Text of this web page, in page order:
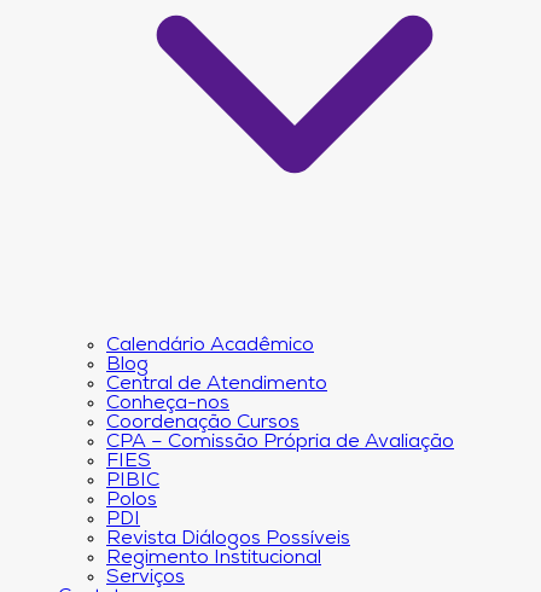
Calendário Acadêmico
Blog
Central de Atendimento
Conheça-nos
Coordenação Cursos
CPA – Comissão Própria de Avaliação
FIES
PIBIC
Polos
PDI
Revista Diálogos Possíveis
Regimento Institucional
Serviços